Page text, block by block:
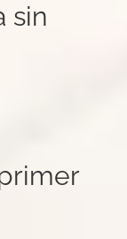
sin